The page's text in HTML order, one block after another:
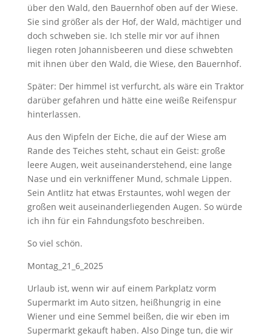
über den Wald, den Bauernhof oben auf der Wiese.
Sie sind größer als der Hof, der Wald, mächtiger und
doch schweben sie. Ich stelle mir vor auf ihnen
liegen roten Johannisbeeren und diese schwebten
mit ihnen über den Wald, die Wiese, den Bauernhof.
Später: Der himmel ist verfurcht, als wäre ein Traktor
darüber gefahren und hätte eine weiße Reifenspur
hinterlassen.
Aus den Wipfeln der Eiche, die auf der Wiese am
Rande des Teiches steht, schaut ein Geist: große
leere Augen, weit auseinanderstehend, eine lange
Nase und ein verkniffener Mund, schmale Lippen.
Sein Antlitz hat etwas Erstauntes, wohl wegen der
großen weit auseinanderliegenden Augen. So würde
ich ihn für ein Fahndungsfoto beschreiben.
So viel schön.
Montag_21_6_2025
Urlaub ist, wenn wir auf einem Parkplatz vorm
Supermarkt im Auto sitzen, heißhungrig in eine
Wiener und eine Semmel beißen, die wir eben im
Supermarkt gekauft haben. Also Dinge tun, die wir